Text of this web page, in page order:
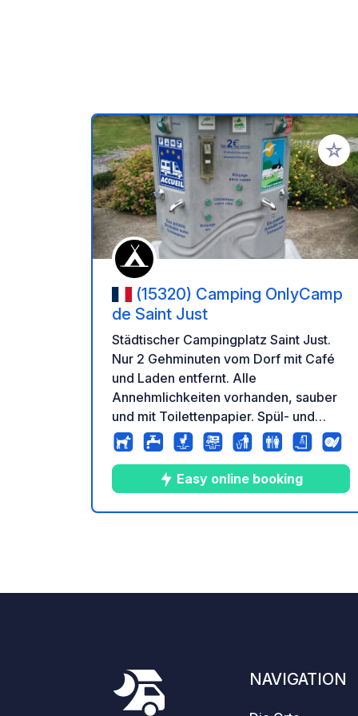
Zu
(15320) Camping OnlyCamp
de Saint Just
Städtischer Campingplatz Saint Just.
Nur 2 Gehminuten vom Dorf mit Café
und Laden entfernt. Alle
Annehmlichkeiten vorhanden, sauber
und mit Toilettenpapier. Spül- und
Waschmöglichkeiten für Geschirr und
Wäsche. Stellplätze unterschiedlicher
Größe und mit verschiedenen
Schattenverhältnissen, teils abfallend,
teils eben.
Easy online booking
NAVIGATION